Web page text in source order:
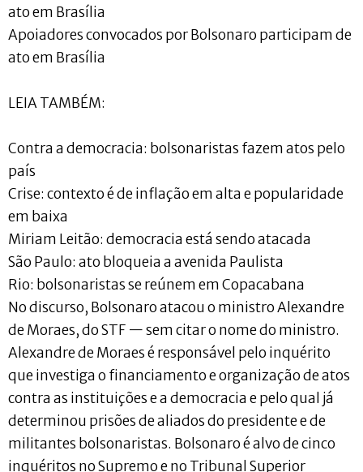
ato em Brasília
Apoiadores convocados por Bolsonaro participam de
ato em Brasília
LEIA TAMBÉM:
Contra a democracia: bolsonaristas fazem atos pelo
país
Crise: contexto é de inflação em alta e popularidade
em baixa
Miriam Leitão: democracia está sendo atacada
São Paulo: ato bloqueia a avenida Paulista
Rio: bolsonaristas se reúnem em Copacabana
No discurso, Bolsonaro atacou o ministro Alexandre
de Moraes, do STF — sem citar o nome do ministro.
Alexandre de Moraes é responsável pelo inquérito
que investiga o financiamento e organização de atos
contra as instituições e a democracia e pelo qual já
determinou prisões de aliados do presidente e de
militantes bolsonaristas. Bolsonaro é alvo de cinco
inquéritos no Supremo e no Tribunal Superior